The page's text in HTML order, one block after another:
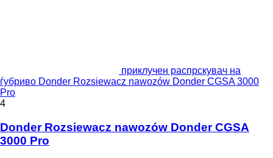
приклучен распрскувач на
ѓубриво Donder Rozsiewacz nawozów Donder CGSA 3000
Pro
4
Donder Rozsiewacz nawozów Donder CGSA
3000 Pro